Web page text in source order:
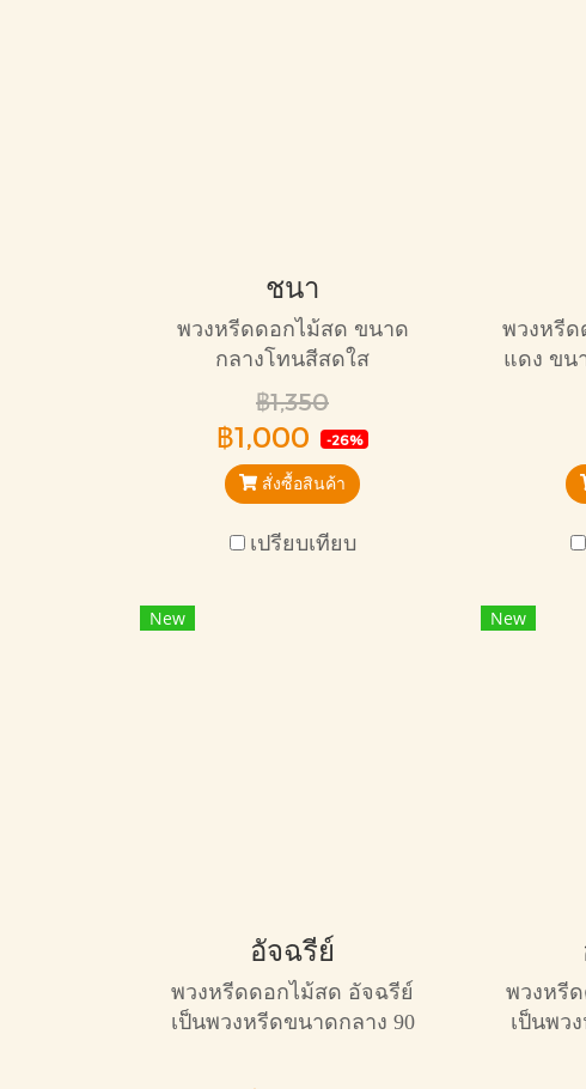
ชนา
พวงหรีดดอกไม้สด ขนาด
กลางโทนสีสดใส
฿1,350
฿1,000 -26%
สั่งซื้อสินค้า
เปรียบเทียบ
พวงหรี
แดง ขน
New
อัจฉรีย์
พวงหรีดดอกไม้สด อัจฉรีย์
เป็นพวงหรีดขนาดกลาง 90
New
พวงหรี
เป็นพว